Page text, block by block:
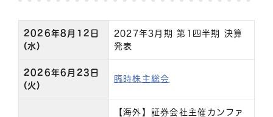
2026年8月12日
(水)
2027年3月期 第1四半期 決算
発表
2026年6月23日
(火)
臨時株主総会
【海外】証券会社主催カンファ